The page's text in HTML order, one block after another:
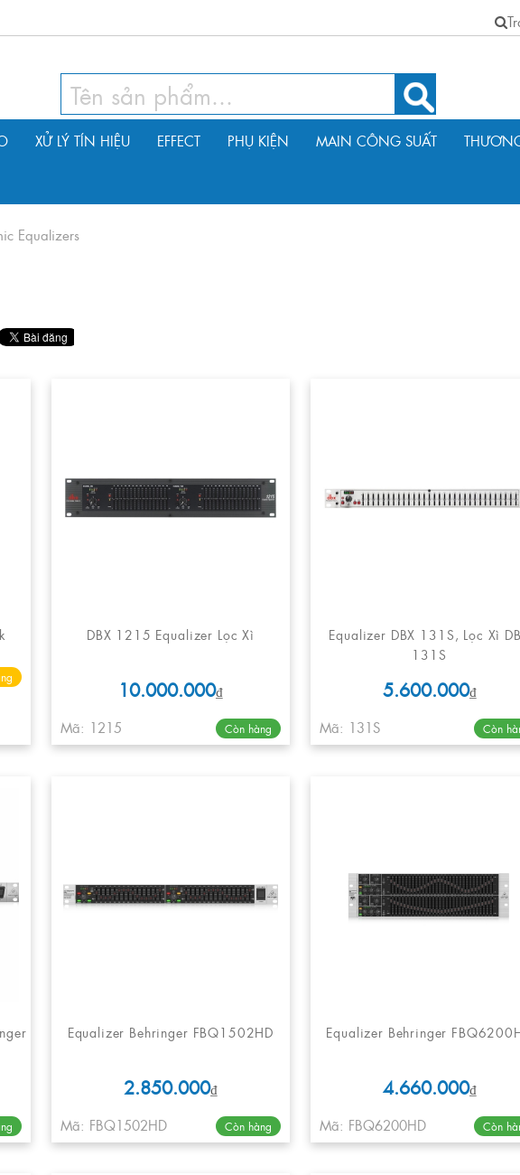
XỬ LÝ TÍN HIỆU EFFECT PHỤ KIỆN MAIN CÔNG SUẤT
Equalizers
DBX 1215 Equalizer Lọc Xì
10.000.000₫
Mã: 1215
Còn hàng
Equalizer DBX 131S, Lọc Xì
131S
5.600.000₫
Mã: 131S
Còn
Equalizer Behringer FBQ1502HD
2.850.000₫
Mã: FBQ1502HD
Còn hàng
Equalizer Behringer
4.660.000₫
Mã: FBQ6200HD
Còn